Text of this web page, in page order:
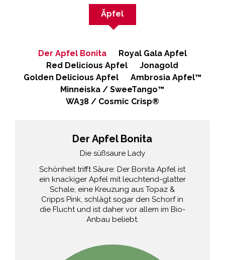
Der Apfel Bonita
Die süßsaure Lady
Schönheit trifft Säure: Der Bonita Apfel ist
ein knackiger Apfel mit leuchtend-glatter
Schale, eine Kreuzung aus Topaz &
Cripps Pink, schlägt sogar den Schorf in
die Flucht und ist daher vor allem im Bio-
Anbau beliebt.
Der Apfel Bonita
Royal Gala Apfel
Red Delicious Apfel
Jonagold
Golden Delicious Apfel
Ambrosia Apfel™​
Minneiska / SweeTango™
WA38 / Cosmic Crisp®
Äpfel